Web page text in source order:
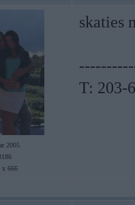
2005
x 666
skaties
T: 203-